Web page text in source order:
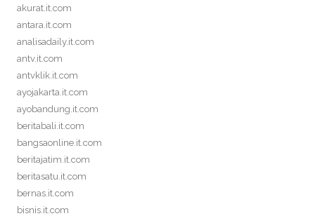
akurat.it.com
antara.it.com
analisadaily.it.com
antv.it.com
antvklik.it.com
ayojakarta.it.com
ayobandung.it.com
beritabali.it.com
bangsaonline.it.com
beritajatim.it.com
beritasatu.it.com
bernas.it.com
bisnis.it.com